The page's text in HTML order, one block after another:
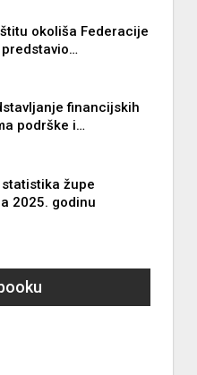
okoliša Federacije
predstavio…
financijskih
podrške i…
župe
2025. godinu